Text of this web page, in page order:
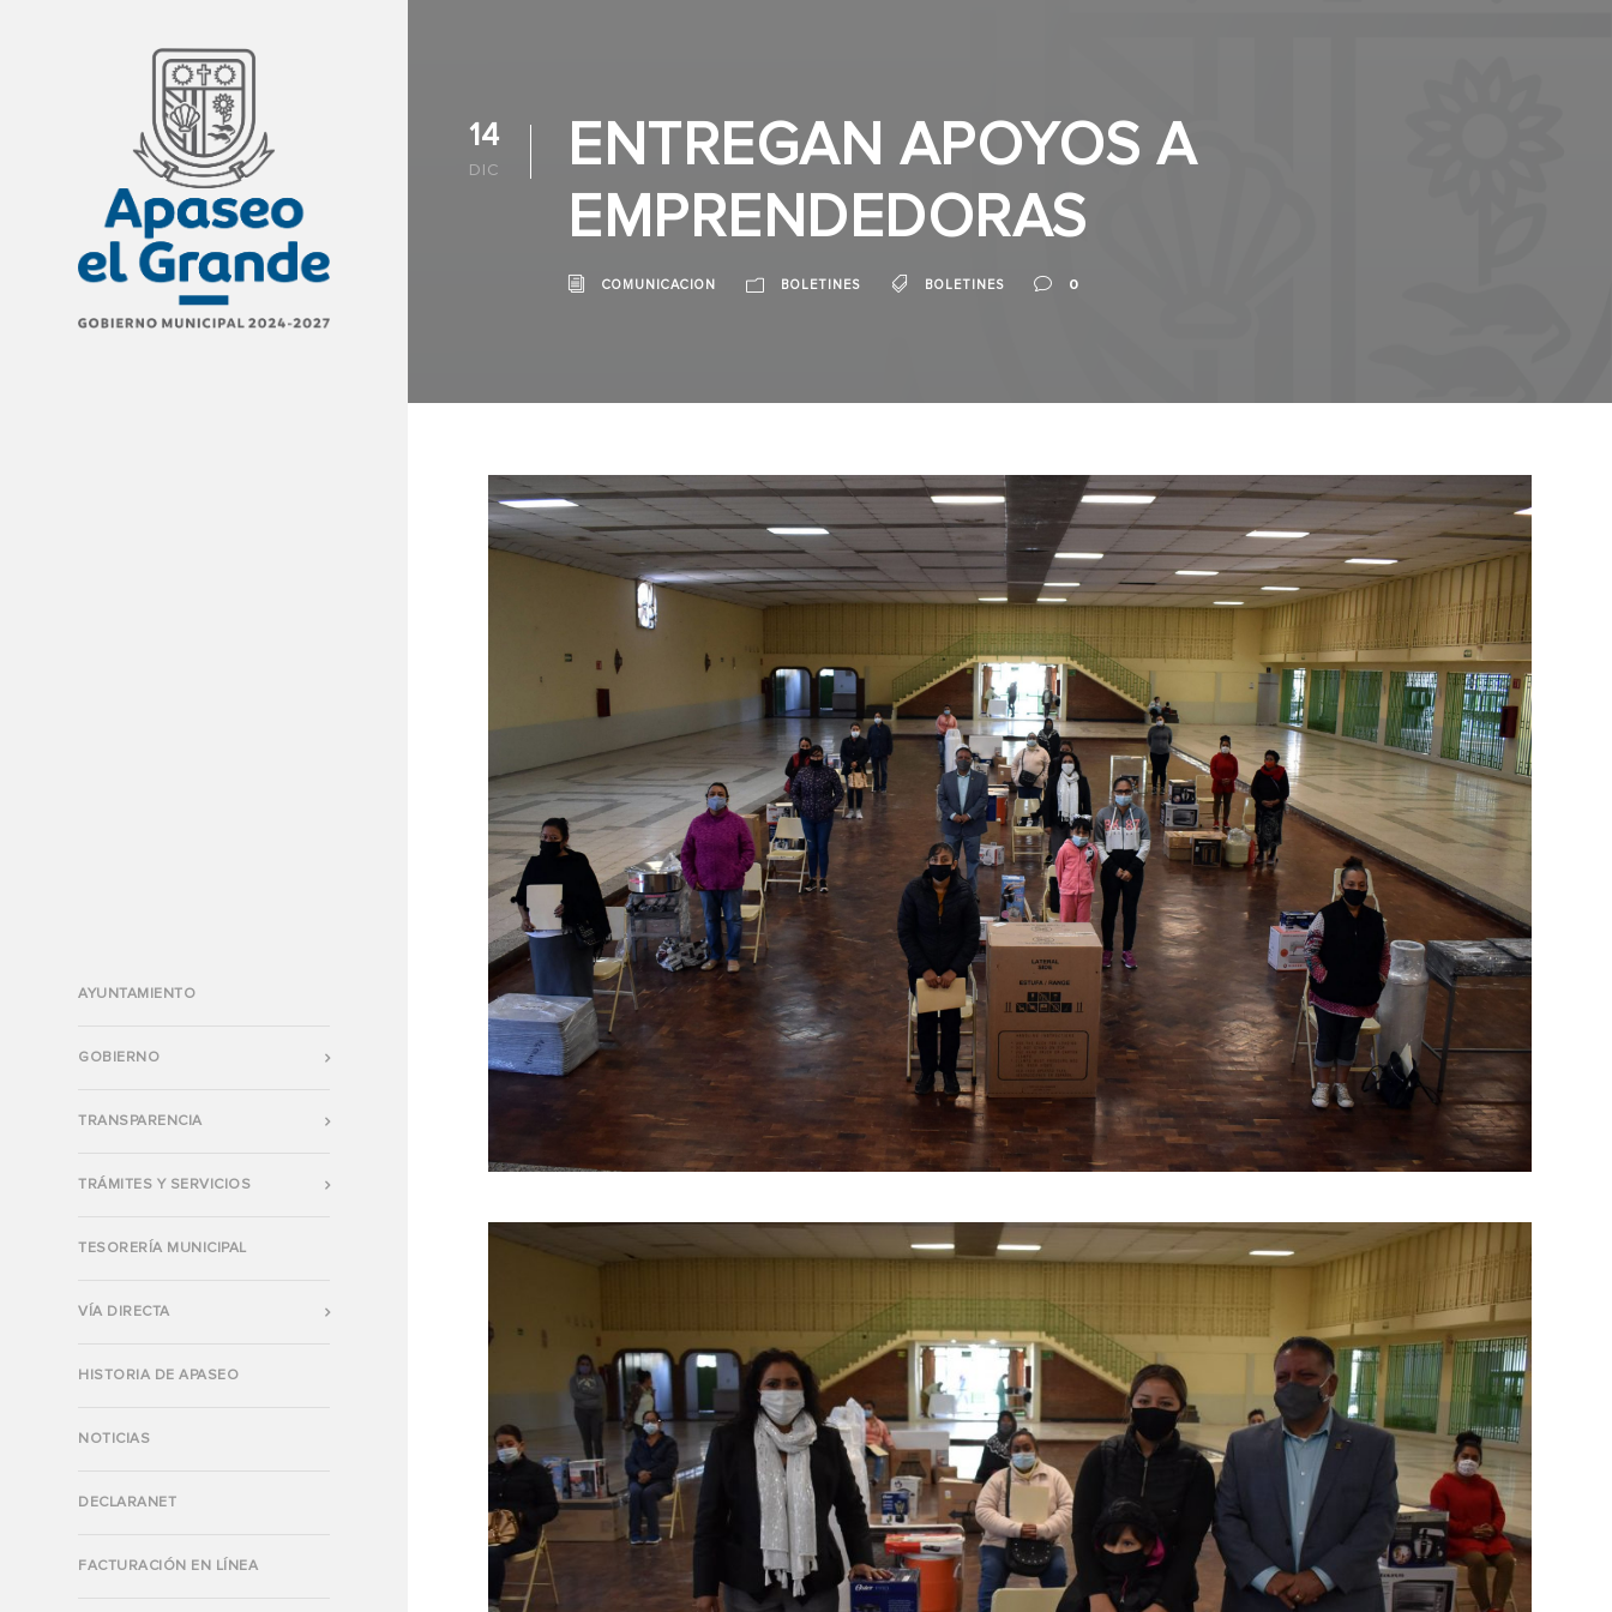
AYUNTAMIENTO
GOBIERNO
TRANSPARENCIA
TRÁMITES Y SERVICIOS
TESORERÍA MUNICIPAL
VÍA DIRECTA
HISTORIA DE APASEO
NOTICIAS
DECLARANET
FACTURACIÓN EN LÍNEA
14
DIC
ENTREGAN APOYOS A
EMPRENDEDORAS
COMUNICACION BOLETINES BOLETINES 0